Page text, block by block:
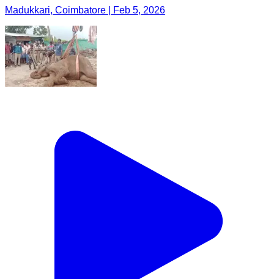
Madukkari, Coimbatore | Feb 5, 2026